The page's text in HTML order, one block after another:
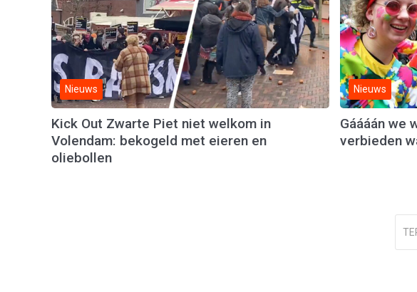
Nieuws
Kick Out Zwarte Piet niet welkom in
Volendam: bekogeld met eieren en
oliebollen
Nieuws
Gáááán we
verbieden